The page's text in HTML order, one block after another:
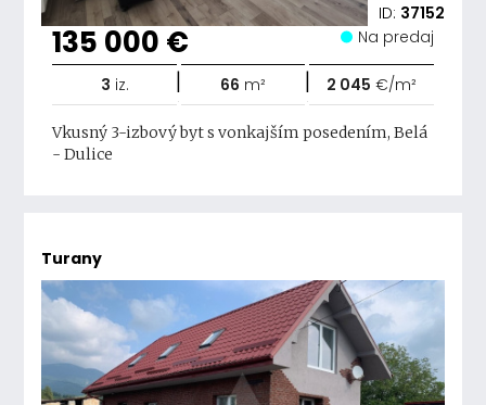
ID: 37152
135 000 € Na predaj
3 iz. | 66 m² | 2 045 €/m²
Vkusný 3-izbový byt s vonkajším posedením, Belá
- Dulice
Turany